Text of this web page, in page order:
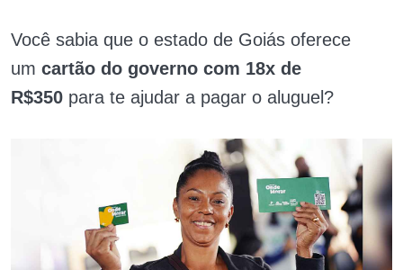
Você sabia que o estado de Goiás oferece
um cartão do governo com 18x de
R$350 para te ajudar a pagar o aluguel?